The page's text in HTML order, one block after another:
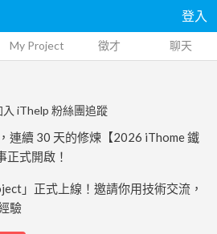
登入
My Project 徵才 聊天
入 iThelp 粉絲團追蹤
連續 30 天的修煉【2026 iThome 鐵
正式開啟！
」正式上線！邀請你用技術交流，
驗